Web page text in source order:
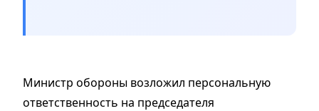
Министр обороны возложил персональную
ответственность на председателя